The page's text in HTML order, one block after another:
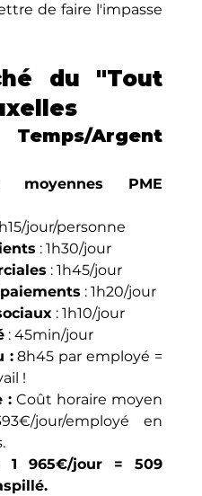
de faire l'impasse
du "Tout
Argent
moyennes PME
jour/personne
: 1h30/jour
: 1h45/jour
: 1h20/jour
: 1h10/jour
: 45min/jour
: 8h45 par employé =
!
: Coût horaire moyen
jour/employé en
1 965€/jour = 509